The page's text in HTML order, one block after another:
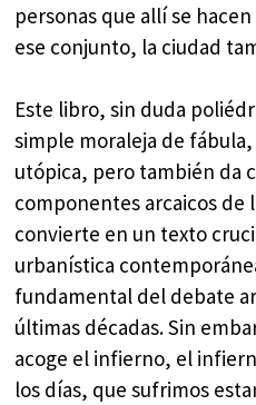
personas que allí se
ese conjunto, la ciudad
Este libro, sin duda
simple moraleja de
utópica, pero también da
componentes arcaicos de
convierte en un texto
urbanística
fundamental del debate
últimas décadas. Sin
acoge el infierno, el
los días, que sufrimos